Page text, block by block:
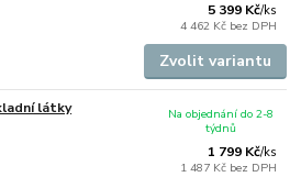
5 399 Kč/ks
4 462 Kč bez DPH
Zvolit variantu
látky
1 799 Kč/ks
1 487 Kč bez DPH
Na objednání do 2-8
týdnů